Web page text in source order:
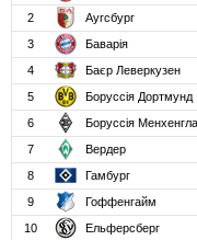
2
Аугсбург
3
Баварія
4
Баєр Леверкузен
5
Боруссія Дортмунд
6
Боруссія
7
Вердер
8
Гамбург
9
Гоффенгайм
10
Ельферсберг